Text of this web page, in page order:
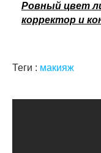
Ровный цвет
корректор и
Теги : макияж